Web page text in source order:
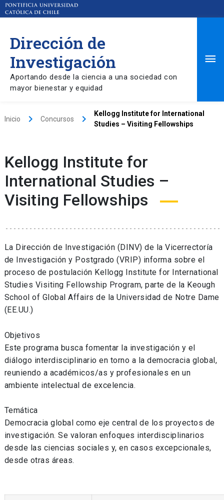
Dirección de
Investigación
Aportando desde la ciencia a una sociedad con
mayor bienestar y equidad
Inicio keyboard_arrow_right Concursos keyboard_arrow_right
Kellogg Institute for International
Studies – Visiting Fellowships
Kellogg Institute for
International Studies –
Visiting Fellowships
La Dirección de Investigación (DINV) de la Vicerrectoría
de Investigación y Postgrado (VRIP) informa sobre el
proceso de postulación Kellogg Institute for International
Studies Visiting Fellowship Program, parte de la Keough
School of Global Affairs de la Universidad de Notre Dame
(EE.UU.)
Objetivos
Este programa busca fomentar la investigación y el
diálogo interdisciplinario en torno a la democracia global,
reuniendo a académicos/as y profesionales en un
ambiente intelectual de excelencia.
Temática
Democracia global como eje central de los proyectos de
investigación. Se valoran enfoques interdisciplinarios
desde las ciencias sociales y, en casos excepcionales,
desde otras áreas.